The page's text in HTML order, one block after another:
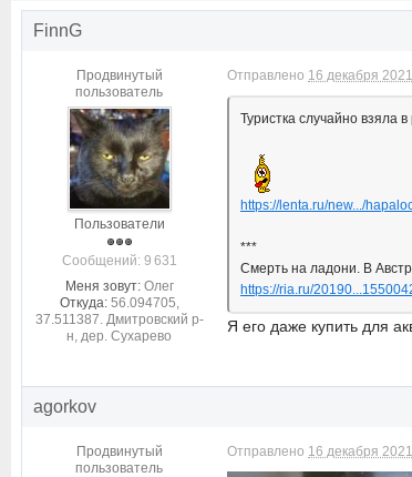
FinnG
Продвинутый
пользователь
Пользователи
Cообщений: 9 631
Меня зовут: Олег
Откуда: 56.094705,
37.511387. Дмитровский р-
н, дер. Сухарево
Отправлено 16 декабря
Туристка случайно взяла
https://lenta.ru/new.../
***
Смерть на ладони. В
https://ria.ru/
Я его даже купить для
agorkov
Продвинутый
пользователь
Отправлено 16 декабря